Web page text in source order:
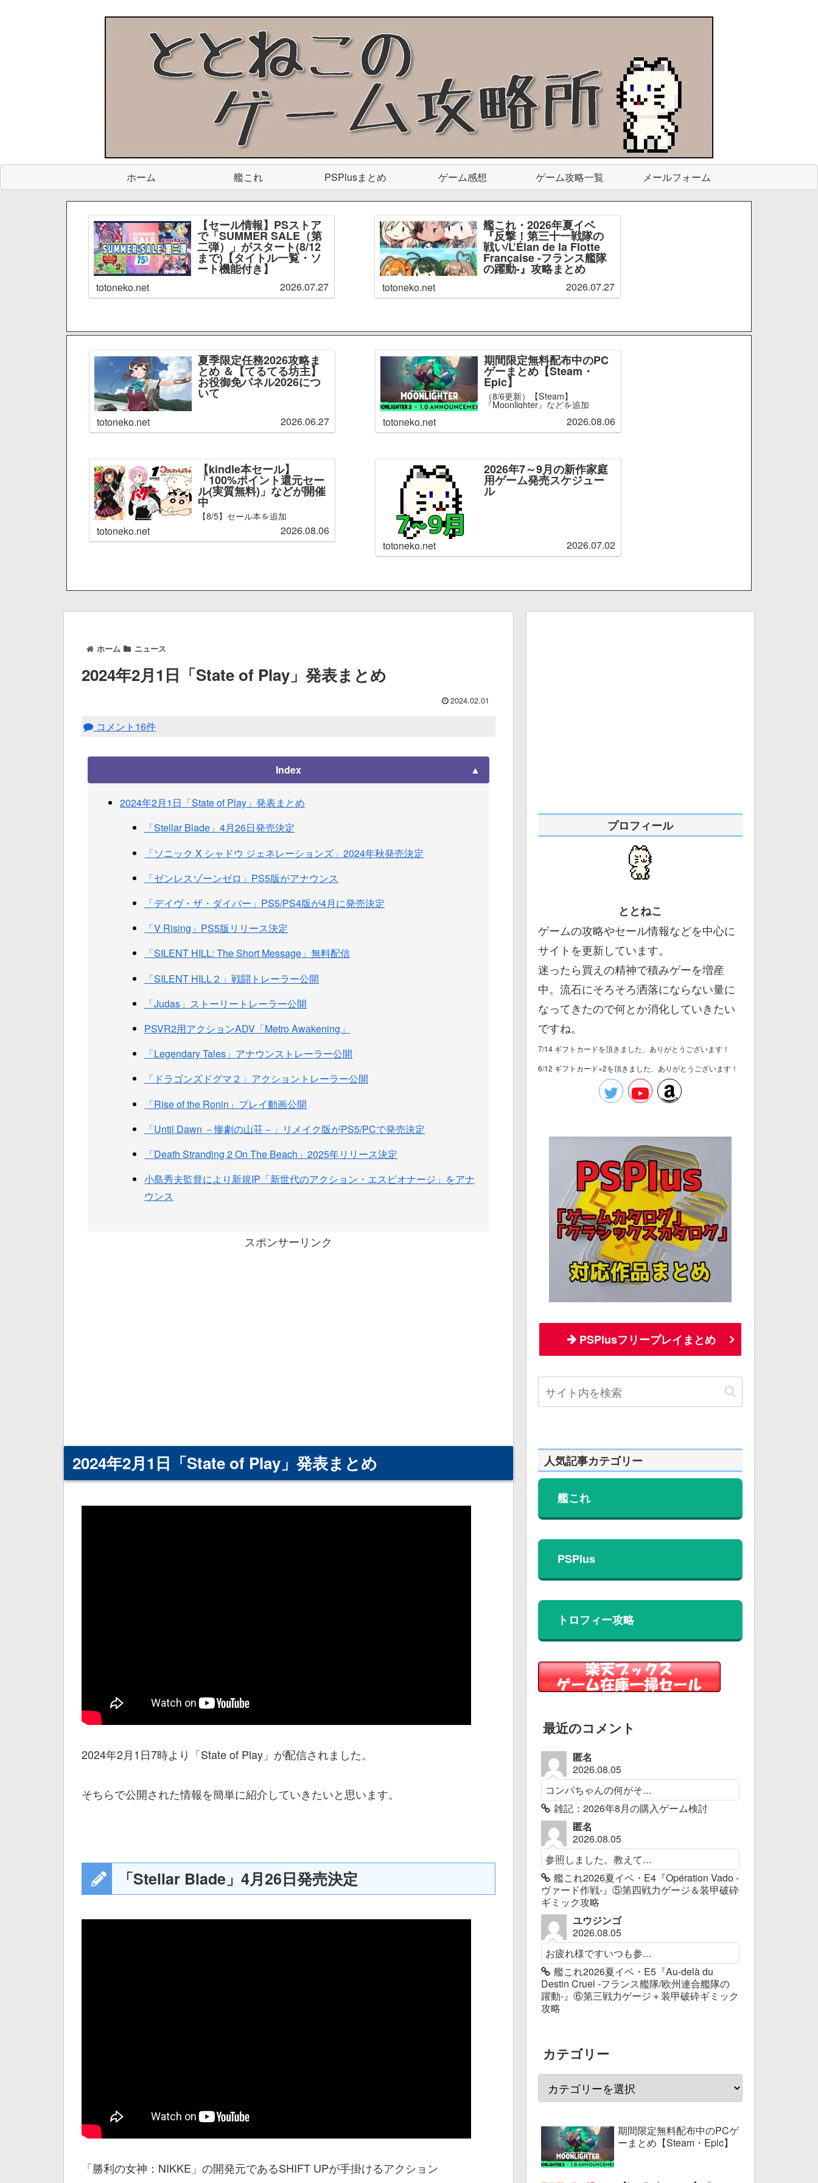
ホーム 艦これ PSPlusまとめ ゲーム感想 ゲーム攻略一覧 メールフォーム
【セール情報】PSストア
で「SUMMER SALE（第
二弾）」がスタート(8/12
まで)【タイトル一覧・ソ
ート機能付き】
totoneko.net 2026.07.27
艦これ・2026年夏イベ
『反撃！第三十一戦隊の
戦い/L’Élan de la Flotte
Française -フランス艦隊
の躍動-』攻略まとめ
totoneko.net 2026.07.27
夏季限定任務2026攻略ま
とめ ＆【てるてる坊主】
お役御免パネル2026につ
いて
totoneko.net 2026.06.27
【kindle本セール】
「100%ポイント還元セー
ル(実質無料)」などが開催
中
【8/5】セール本を追加
totoneko.net 2026.08.06
期間限定無料配布中のPC
ゲーまとめ【Steam・
Epic】
（8/6更新）【Steam】
『Moonlighter』などを追加
totoneko.net 2026.08.06
2026年7～9月の新作家庭
用ゲーム発売スケジュー
ル
totoneko.net 2026.07.02
ホーム ニュース
2024年2月1日「State of Play」発表まとめ
2024.02.01
コメント16件
Index
2024年2月1日「State of Play」発表まとめ
「Stellar Blade」4月26日発売決定
「ソニック X シャドウ ジェネレーションズ」2024年秋発売決定
「ゼンレスゾーンゼロ」PS5版がアナウンス
「デイヴ・ザ・ダイバー」PS5/PS4版が4月に発売決定
「V Rising」PS5版リリース決定
「SILENT HILL: The Short Message」無料配信
「SILENT HILL２」戦闘トレーラー公開
「Judas」ストーリートレーラー公開
PSVR2用アクションADV「Metro Awakening」
「Legendary Tales」アナウンストレーラー公開
「ドラゴンズドグマ２」アクショントレーラー公開
「Rise of the Ronin」プレイ動画公開
「Until Dawn －惨劇の山荘－」リメイク版がPS5/PCで発売決定
「Death Stranding 2 On The Beach」2025年リリース決定
小島秀夫監督により新規IP「新世代のアクション・エスピオナージ」をアナ
ウンス
スポンサーリンク
2024年2月1日「State of Play」発表まとめ
2024年2月1日7時より「State of Play」が配信されました。
そちらで公開された情報を簡単に紹介していきたいと思います。
「Stellar Blade」4月26日発売決定
「勝利の女神：NIKKE」の開発元であるSHIFT UPが手掛けるアクション
プロフィール
ととねこ
ゲームの攻略やセール情報などを中心に
サイトを更新しています。
迷ったら買えの精神で積みゲーを増産
中。流石にそろそろ洒落にならない量に
なってきたので何とか消化していきたい
ですね。
7/14 ギフトカードを頂きました、ありがとうございます！
6/12 ギフトカード×2を頂きました、ありがとうございます！
PSPlusフリープレイまとめ
人気記事カテゴリー
艦これ
PSPlus
トロフィー攻略
最近のコメント
匿名
2026.08.05
コンパちゃんの何がそ...
雑記：2026年8月の購入ゲーム検討
匿名
2026.08.05
参照しました。教えて...
艦これ2026夏イベ・E4『Opération Vado -
ヴァード作戦-』⑤第四戦力ゲージ＆装甲破砕
ギミック攻略
ユウジンゴ
2026.08.05
お疲れ様ですいつも参...
艦これ2026夏イベ・E5『Au-delà du
Destin Cruel -フランス艦隊/欧州連合艦隊の
躍動-』⑥第三戦力ゲージ＋装甲破砕ギミック
攻略
カテゴリー
期間限定無料配布中のPCゲ
ーまとめ【Steam・Epic】